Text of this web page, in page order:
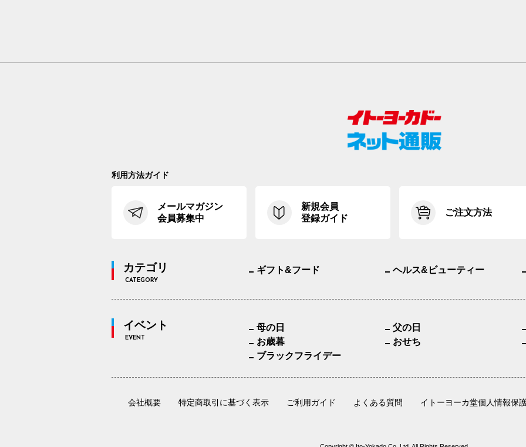
利用方法ガイド
メールマガジン
会員募集中
新規会員
登録ガイド
ご注文方法
カテゴリ
CATEGORY
ギフト&フード ヘルス&ビューティー
イベント
EVENT
母の日 父の日
お歳暮
おせち
ブラックフライデー
会社概要 特定商取引に基づく表示 ご利用ガイド よくある質問 イトーヨーカ堂個人情報保